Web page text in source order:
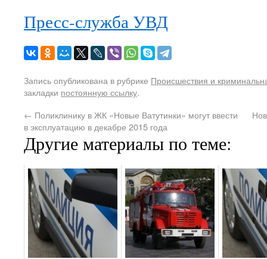
Пресс-служба УВД
Запись опубликована в рубрике Происшествия и
закладки постоянную ссылку.
← Поликлинику в ЖК «Новые Ватутинки» могут ввести
в эксплуатацию в декабре 2015 года
Другие материалы по теме: